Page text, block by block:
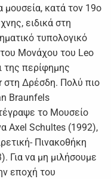
μουσεία, κατά τον 19ο
ειδικά στη
τυπολογικό
Μονάχου του Leo
της περίφημης
στη Δρέσδη. Πολύ πιο
Braunfels
το Μουσείο
Axel Schultes (1992),
Πινακοθήκη
Για να μη μιλήσουμε
εποχή του